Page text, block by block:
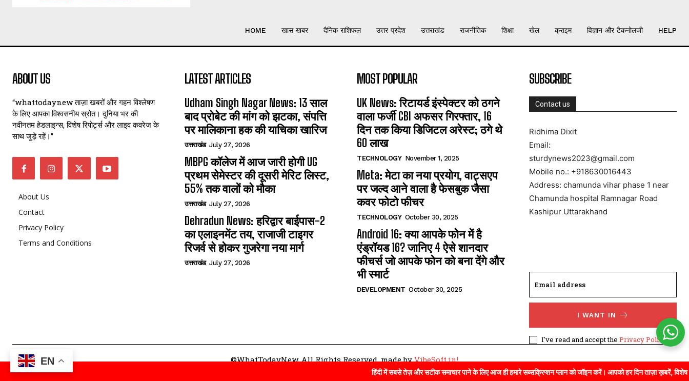
हिंदी में सबसे तेज़ और सटीक समाचार पाने के लिए आज ही हमारे सब्सक्रिप्शन प्लान को जॉइन करें। आपको हर दिन ताज़ा ख़बरें, विशेष रिपोर्ट्स, और
HOME खास खबर दैनिक राशिफल उत्तर प्रदेश उत्तराखंड राजनीतिक शिक्षा खेल क्राइम विज्ञान और टैकनोलजी HELP
ABOUT US
“whattodaynew ताज़ा खबरों और गहन विश्लेषण
के लिए आपका विश्वसनीय स्रोत। दुनिया भर की
नवीनतम हेडलाइन्स, विशेष रिपोर्ट्स और लाइव कवरेज के
साथ जुड़े रहें।”
About Us
Contact
Privacy Policy
Terms and Conditions
LATEST ARTICLES
Udham Singh Nagar News: 13 साल
बाद प्रोबेट की मांग को झटका, संपत्ति
पर मालिकाना हक की याचिका खारिज
उत्तराखंड July 27, 2026
MBPG कॉलेज में आज जारी होगी UG
प्रथम सेमेस्टर की दूसरी मेरिट लिस्ट,
55% तक वालों को मौका
उत्तराखंड July 27, 2026
Dehradun News: हरिद्वार बाईपास-2
का एलाइनमेंट तय, राजाजी टाइगर
रिजर्व से होकर गुजरेगा नया मार्ग
उत्तराखंड July 27, 2026
MOST POPULAR
UK News: रिटायर्ड इंस्पेक्टर को ठगने
वाला फर्जी CBI अफसर गिरफ्तार, 16
दिन तक किया डिजिटल अरेस्ट; ठगे थे
60 लाख
TECHNOLOGY November 1, 2025
Meta: मेटा का नया प्रयोग, वाट्सएप
पर जल्द आने वाला है फेसबुक जैसा
कवर फोटो फीचर
TECHNOLOGY October 30, 2025
Android 16: क्या आपके फोन में है
एंड्रॉयड 16? जानिए 4 ऐसे शानदार
फीचर्स जो आपके फोन को बना देंगे और
भी स्मार्ट
DEVELOPMENT October 30, 2025
SUBSCRIBE
Contact us
Ridhima Dixit
Email:
sturdynews2023@gmail.com
Mobile no.: +918630016443
Address: chamunda vihar phase 1 near
Chamunda hospital Ramnagar Road
Kashipur Uttarakhand
I WANT IN
I've read and accept the Privacy Policy.
©WhatTodayNew. All Rights Reserved. made byVibeSoft.in!
EN